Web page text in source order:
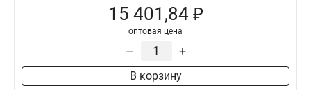
15 401,84 ₽
оптовая цена
– +
В корзину